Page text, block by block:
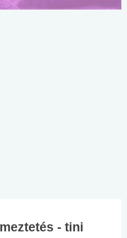
- tini